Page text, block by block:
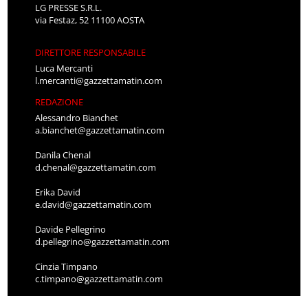
LG PRESSE S.R.L.
via Festaz, 52 11100 AOSTA
DIRETTORE RESPONSABILE
Luca Mercanti
l.mercanti@gazzettamatin.com
REDAZIONE
Alessandro Bianchet
a.bianchet@gazzettamatin.com
Danila Chenal
d.chenal@gazzettamatin.com
Erika David
e.david@gazzettamatin.com
Davide Pellegrino
d.pellegrino@gazzettamatin.com
Cinzia Timpano
c.timpano@gazzettamatin.com